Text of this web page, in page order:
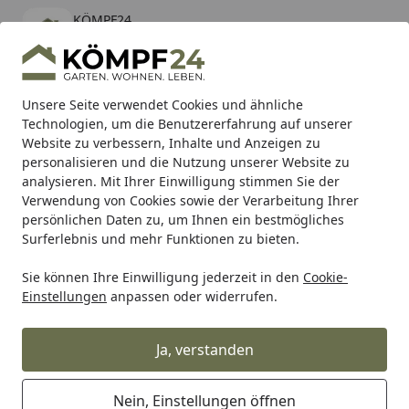
Unsere Seite verwendet Cookies und ähnliche
Technologien, um die Benutzererfahrung auf unserer
Website zu verbessern, Inhalte und Anzeigen zu
personalisieren und die Nutzung unserer Website zu
analysieren. Mit Ihrer Einwilligung stimmen Sie der
Verwendung von Cookies sowie der Verarbeitung Ihrer
persönlichen Daten zu, um Ihnen ein bestmögliches
Surferlebnis und mehr Funktionen zu bieten.
Sie können Ihre Einwilligung jederzeit in den Cookie-
Einstellungen anpassen oder widerrufen.
Ja, verstanden
Nein, Einstellungen öffnen
KÖMPF24
kostenlos - Im App Store
Hotline
Alle Produkte
Mein Konto
Suchen
Karibu Pools inkl. gratis Sandfilteranlage & Pool-
Starterset (Gesamtwert bis 468,99€)
Startseite
Hartje Hartje Fahrradteile Hartje Fahrrad Gabeln
Victoria Gabel 27,5 Zoll schwarz